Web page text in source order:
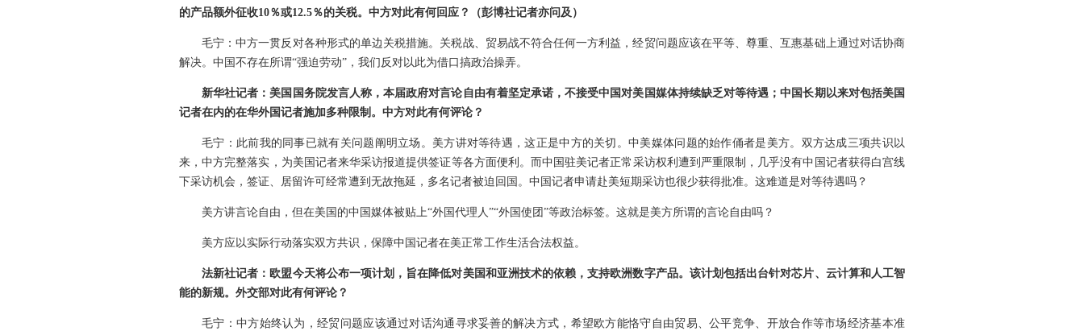
的产品额外征收10％或12.5％的关税。中方对此有何回应？（彭博社记者亦问及）
毛宁：中方一贯反对各种形式的单边关税措施。关税战、贸易战不符合任何一方利益，经贸问题应该在平等、尊重、互惠基础上通过对话协商
解决。中国不存在所谓“强迫劳动”，我们反对以此为借口搞政治操弄。
新华社记者：美国国务院发言人称，本届政府对言论自由有着坚定承诺，不接受中国对美国媒体持续缺乏对等待遇；中国长期以来对包括美国
记者在内的在华外国记者施加多种限制。中方对此有何评论？
毛宁：此前我的同事已就有关问题阐明立场。美方讲对等待遇，这正是中方的关切。中美媒体问题的始作俑者是美方。双方达成三项共识以
来，中方完整落实，为美国记者来华采访报道提供签证等各方面便利。而中国驻美记者正常采访权利遭到严重限制，几乎没有中国记者获得白宫线
下采访机会，签证、居留许可经常遭到无故拖延，多名记者被迫回国。中国记者申请赴美短期采访也很少获得批准。这难道是对等待遇吗？
美方讲言论自由，但在美国的中国媒体被贴上“外国代理人”“外国使团”等政治标签。这就是美方所谓的言论自由吗？
美方应以实际行动落实双方共识，保障中国记者在美正常工作生活合法权益。
法新社记者：欧盟今天将公布一项计划，旨在降低对美国和亚洲技术的依赖，支持欧洲数字产品。该计划包括出台针对芯片、云计算和人工智
能的新规。外交部对此有何评论？
毛宁：中方始终认为，经贸问题应该通过对话沟通寻求妥善的解决方式，希望欧方能恪守自由贸易、公平竞争、开放合作等市场经济基本准